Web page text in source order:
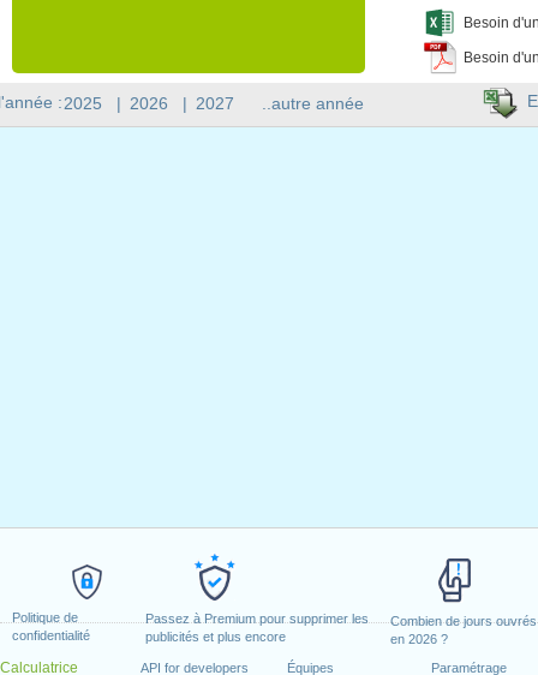
Politique de
confidentialité
Passez à Premium pour supprimer les
publicités et plus encore
Combien de jours ouvrés
en 2026 ?
Calculatrice
API for developers
Équipes
Paramétrage
Besoin
Besoin
:2025 | 2026 | 2027 ..autre année